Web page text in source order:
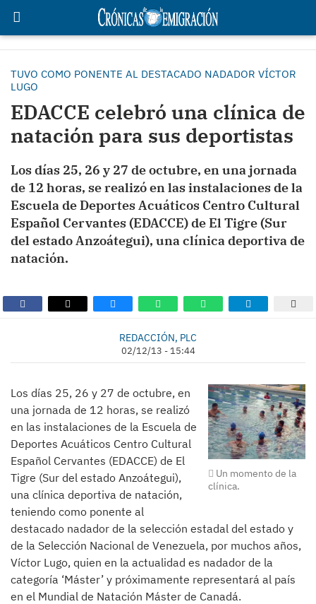
TUVO COMO PONENTE AL DESTACADO NADADOR VÍCTOR
LUGO
EDACCE celebró una clínica de
natación para sus deportistas
Los días 25, 26 y 27 de octubre, en una jornada
de 12 horas, se realizó en las instalaciones de la
Escuela de Deportes Acuáticos Centro Cultural
Español Cervantes (EDACCE) de El Tigre (Sur
del estado Anzoátegui), una clínica deportiva de
natación.
REDACCIÓN, PLC
02/12/13 - 15:44
Un momento de la
clínica.
Los días 25, 26 y 27 de octubre, en
una jornada de 12 horas, se realizó
en las instalaciones de la Escuela de
Deportes Acuáticos Centro Cultural
Español Cervantes (EDACCE) de El
Tigre (Sur del estado Anzoátegui),
una clínica deportiva de natación,
teniendo como ponente al
destacado nadador de la selección estadal del estado y
de la Selección Nacional de Venezuela, por muchos años,
Víctor Lugo, quien en la actualidad es nadador de la
categoría ‘Máster’ y próximamente representará al país
en el Mundial de Natación Máster de Canadá.